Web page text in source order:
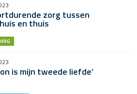
zorg tussen
en thuis
is mijn tweede liefde’